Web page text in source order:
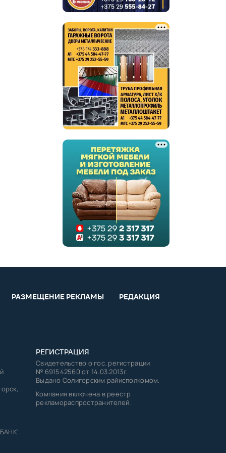
РАЗМЕЩЕНИЕ РЕКЛАМЫ РЕДАКЦИЯ
РЕГИСТРАЦИЯ
Свидетельство о гос. регистрации
№ 691542560 от 14.03.2013г.
Выдано Солигорским райисполкомом.
Компания включена в реестр
рекламораспространителей.